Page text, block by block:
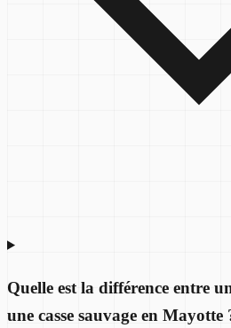
Quelle est la différence entre
une casse sauvage en Mayotte